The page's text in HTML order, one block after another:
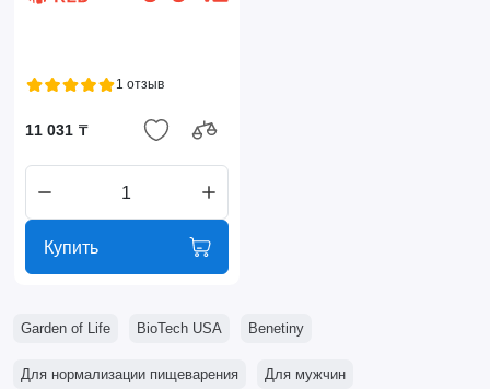
1 отзыв
11 031 ₸
Купить
Garden of Life BioTech USA Benetiny
Для нормализации пищеварения Для мужчин